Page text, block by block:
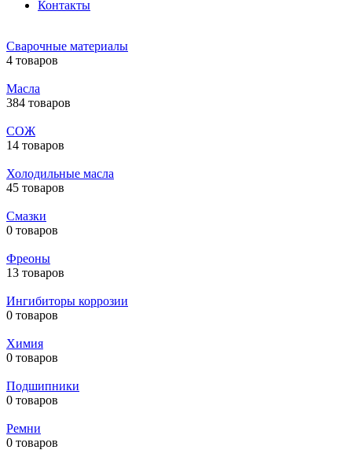
Контакты
Сварочные материалы
4 товаров
Масла
384 товаров
СОЖ
14 товаров
Холодильные масла
45 товаров
Смазки
0 товаров
Фреоны
13 товаров
Ингибиторы коррозии
0 товаров
Химия
0 товаров
Подшипники
0 товаров
Ремни
0 товаров